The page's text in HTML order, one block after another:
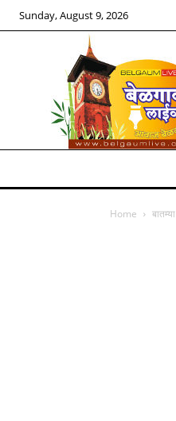
Sunday, August 9, 2026
Home बातम्या